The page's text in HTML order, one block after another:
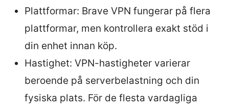
Plattformar: Brave VPN fungerar på flera
plattformar, men kontrollera exakt stöd i
din enhet innan köp.
Hastighet: VPN-hastigheter varierar
beroende på serverbelastning och din
fysiska plats. För de flesta vardagliga